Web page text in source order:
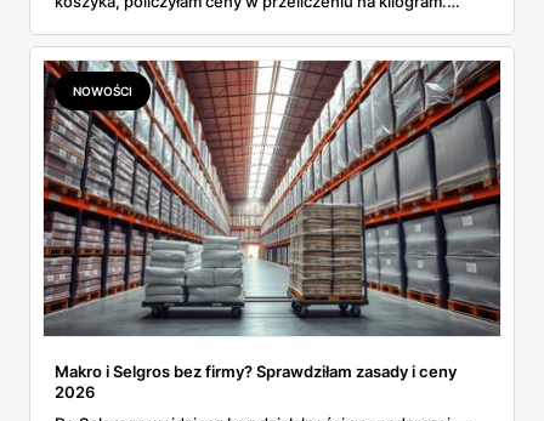
prawie 140 zł za kilogram, ale lody do mrożenia i rurki
waflowe bronią się nawet bez rabatu.
NOWOŚCI
Makro i Selgros bez firmy? Sprawdziłam zasady i ceny
2026